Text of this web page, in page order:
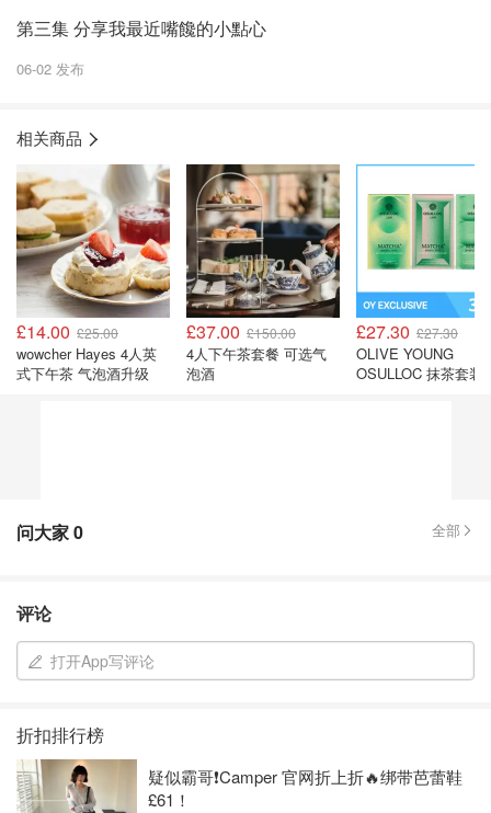
第三集 分享我最近嘴饞的小點心
06-02 发布
相关商品
£14.00 £25.00
wowcher Hayes 4人英
式下午茶 气泡酒升级
£37.00 £150.00
4人下午茶套餐 可选气
泡酒
£27.30 £27.30
OLIVE YOUNG
OSULLOC 抹茶套装
问大家0 全部
评论
打开App写评论
折扣排行榜
疑似霸哥❗️Camper 官网折上折🔥绑带芭蕾鞋
£61！